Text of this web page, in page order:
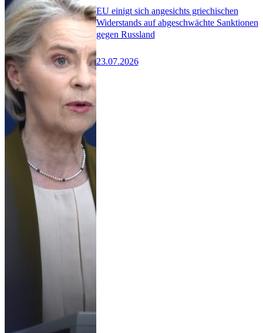
EU einigt sich angesichts griechischen
Widerstands auf abgeschwächte Sanktionen
gegen Russland
23.07.2026